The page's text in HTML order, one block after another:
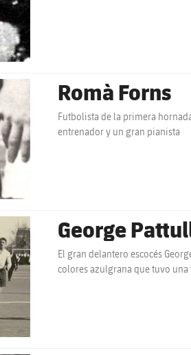
Romà Forns
Futbolista de la primera
entrenador y un gran pianista
George
El gran delantero escocés
colores azulgrana que tuvo